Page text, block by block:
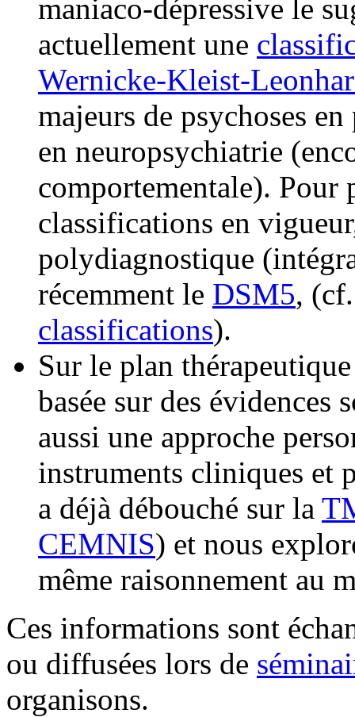
maniaco-dépressive le
actuellement une
Wernicke-Kleist-
majeurs de psychoses
en neuropsychiatrie
comportementale). Pour
classifications en
polydiagnostique
récemment le DSM5,
classifications).
Sur le plan
basée sur des évidences
aussi une approche
instruments cliniques et
a déjà débouché sur la
CEMNIS) et nous
même raisonnement au
Ces informations sont
ou diffusées lors de
organisons.